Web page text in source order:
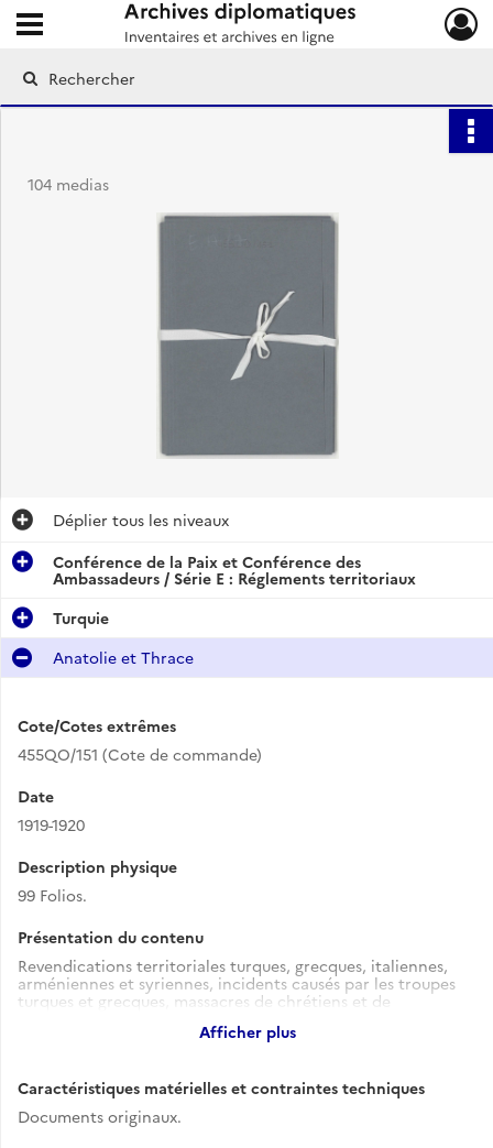
Archives diplomatiques
Ouvrir le menu déroulant
104 medias
Déplier tous les niveaux
Conférence de la Paix et Conférence des
Ambassadeurs / Série E : Réglements territoriaux
Turquie
Anatolie et Thrace
Cote/Cotes extrêmes
455QO/151 (Cote de commande)
Date
1919-1920
Description physique
99 Folios.
Présentation du contenu
Revendications territoriales turques, grecques, italiennes,
arméniennes et syriennes, incidents causés par les troupes
turques et grecques, massacres de chrétiens et de
tripartite entre l'Empire britannique, la France et l'Italie
Afficher plus
Caractéristiques matérielles et contraintes techniques
Documents originaux.